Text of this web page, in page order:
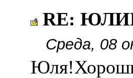
RE:
Среда, 08